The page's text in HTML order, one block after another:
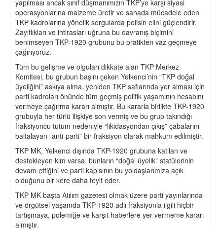
yapılması ancak sınıf düşmanımızın TKP’ye karşı siyasi
operasyonlarına malzeme üretir ve sahada mücadele eden
TKP kadrolarına yönelik sorgularda polisin elini güçlendirir.
Zayıflıkları ve ihtirasları uğruna bu davranış biçimini
benimseyen TKP-1920 grubunu bu pratikten vaz geçmeye
çağırıyoruz.
Tüm bu gelişme ve olguları dikkate alan TKP Merkez
Komitesi, bu grubun başını çeken Yelkenci’nin “TKP doğal
üyeliğini” askıya alma, yeniden TKP saflarında yer alması için
parti kadroları önünde tüm geçmiş politik yaşamının hesabını
vermeye çağırma kararı almıştır. Bu kararla birlikte TKP-1920
grubuyla her türlü ilişkiye son vermiş ve bu grup takındığı
fraksiyoncu tutum nedeniyle “likidasyondan çıkış” çabalarını
baltalayan “anti-parti” bir fraksiyon olarak mahkum edilmiştir.
TKP MK, Yelkenci dışında TKP-1920 grubuna katılan ve
destekleyen kim varsa, bunların “doğal üyelik” statülerinin
devam ettiğini ve parti kapısının bu yoldaşlarımıza açık
olduğunu bir kere daha teyit eder.
TKP MK başta Atılım gazetesi olmak üzere parti yayınlarında
ve örgütsel yaşamda TKP-1920 adlı fraksiyonla ilgili hiçbir
tartışmaya, polemiğe ve karşıt haberlere yer vermeme kararı
almıştır.